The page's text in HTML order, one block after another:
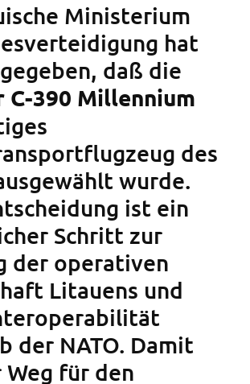
Ministerium
hat
daß die
C-390 Millennium
des
wurde.
ist ein
Schritt zur
der operativen
Litauens und
der NATO. Damit
für den